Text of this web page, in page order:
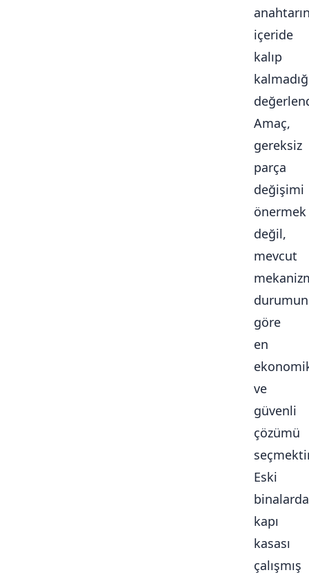
içeride
kalıp
Amaç,
gereksiz
parça
değişimi
önermek
değil,
mevcut
göre
en
ve
güvenli
çözümü
Eski
binalarda
kapı
kasası
çalışmış